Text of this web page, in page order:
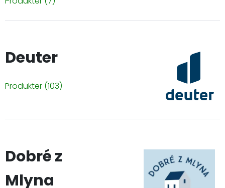
Deuter
Produkter (103)
Dobré z
Mlyna